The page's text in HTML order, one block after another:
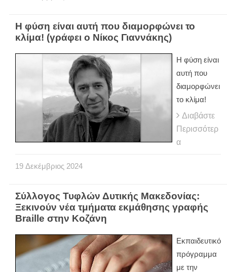
Η φύση είναι αυτή που διαμορφώνει το
κλίμα! (γράφει ο Νίκος Γιαννάκης)
Η φύση είναι
αυτή που
διαμορφώνει
το κλίμα!
Διαβάστε
Περισσότερ
α
19 Δεκέμβριος 2024
Σύλλογος Τυφλών Δυτικής Μακεδονίας:
Ξεκινούν νέα τμήματα εκμάθησης γραφής
Braille στην Κοζάνη
Εκπαιδευτικό
πρόγραμμα
με την